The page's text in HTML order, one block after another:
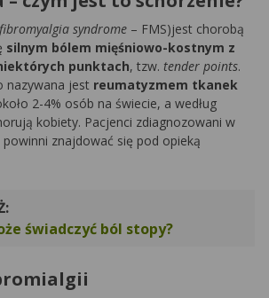
fibromyalgia syndrome – FMS)jest chorobą
silnym bólem mięśniowo-kostnym z
punktach, tzw. tender points.
nazywana jest reumatyzmem tkanek
2-4% osób na świecie, a według
kobiety. Pacjenci zdiagnozowani w
znajdować się pod opieką
świadczyć ból stopy?